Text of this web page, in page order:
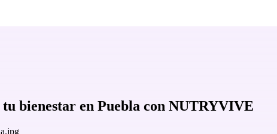
bienestar en Puebla con NUTRYVIVE